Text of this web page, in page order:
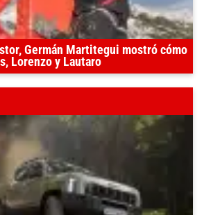
Germán Martitegui mostró cómo
Lorenzo y Lautaro